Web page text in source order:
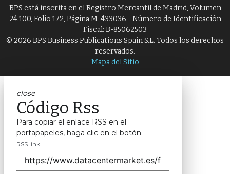
BPS está inscrita en el Registro Mercantil de Madrid, Volumen
24.100, Folio 172, Página M-433036 - Número de Identificación
Fiscal: B-85062503
© 2026 BPS Business Publications Spain S.L. Todos los derechos
reservados.
Mapa del Sitio
close
Código Rss
Para copiar el enlace RSS en el
portapapeles, haga clic en el botón.
RSS link